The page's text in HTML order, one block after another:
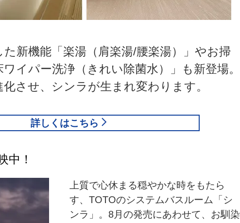
新機能「楽湯（肩楽湯/腰楽湯）」やお掃
イパー洗浄（きれい除菌水）」も新登場。
させ、シンラが生まれ変わります。
詳しくはこちら
中！
上質で心休まる穏やかな時をもたら
す、TOTOのシステムバスルーム「シ
ンラ」。8月の発売にあわせて、お馴染